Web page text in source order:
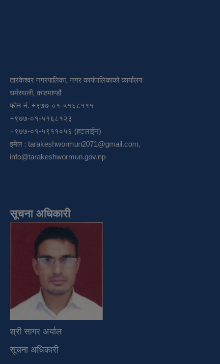
तारकेश्वर नगरपालिका, नगर कार्यपालिकाको कार्यालय
धर्मस्थली, काठमाण्डौं
फोन नं. +९७७-०१-५१६८१११
+९७७-०१-५१६८१२३
+९७७-०१-५९११०५६ (हटलाईन)
इमेल : tarakeshwormun2071@gmail.com,
info@tarakeshwormun.gov.np
सूचना अधिकारी
श्री सागर अर्याल
सूचना अधिकारी